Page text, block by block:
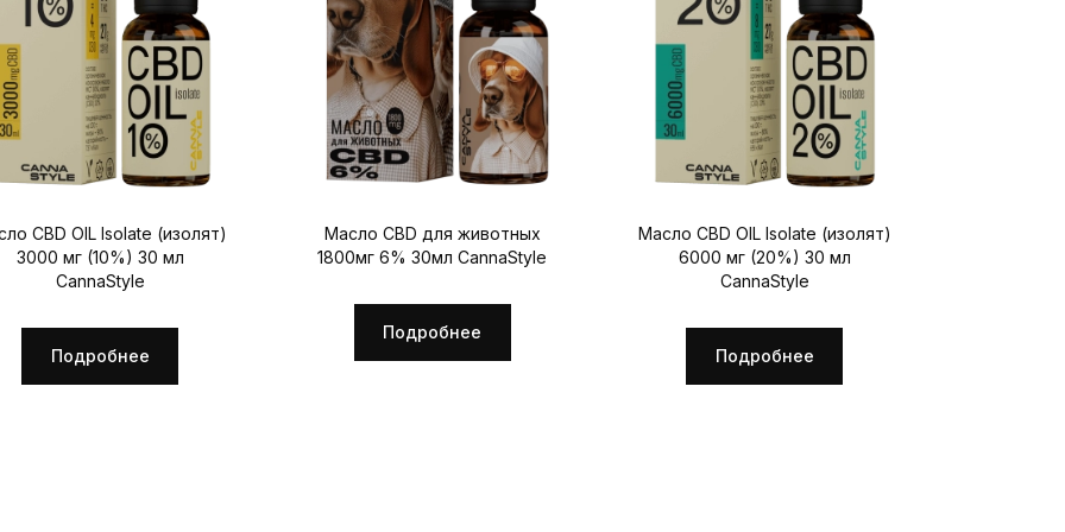
CBD OIL Isolate (изолят)
3000 мг (10%) 30 мл
CannaStyle
Подробнее
Масло CBD для животных
1800мг 6% 30мл CannaStyle
Подробнее
Масло CBD OIL Isolate (изолят)
6000 мг (20%) 30 мл
CannaStyle
Подробнее